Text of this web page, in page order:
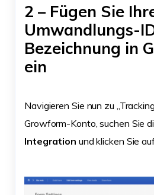
2 – Fügen Sie
Umwandlungs-
Bezeichnung in
ein
Navigieren Sie nun zu
Growform-Konto, suchen Sie
Integration und klicken Sie